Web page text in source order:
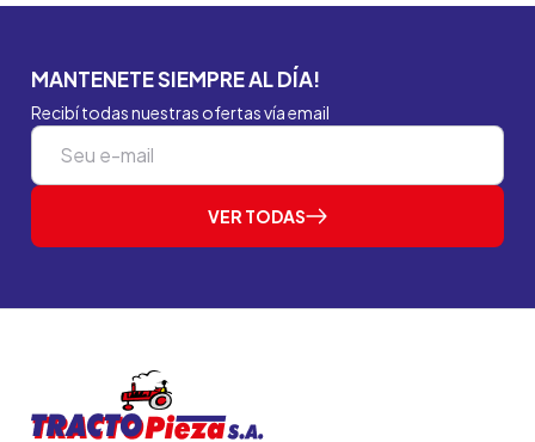
MANTENETE SIEMPRE AL DÍA!
Recibí todas nuestras ofertas vía email
VER TODAS